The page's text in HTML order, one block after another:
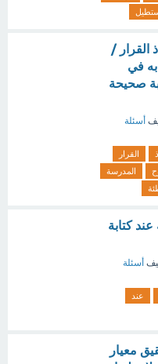
القرار /
به في
إ جابة صحيحة
أسئلة
القرار
المدرسة
كتابة
أسئلة
عند
معيار